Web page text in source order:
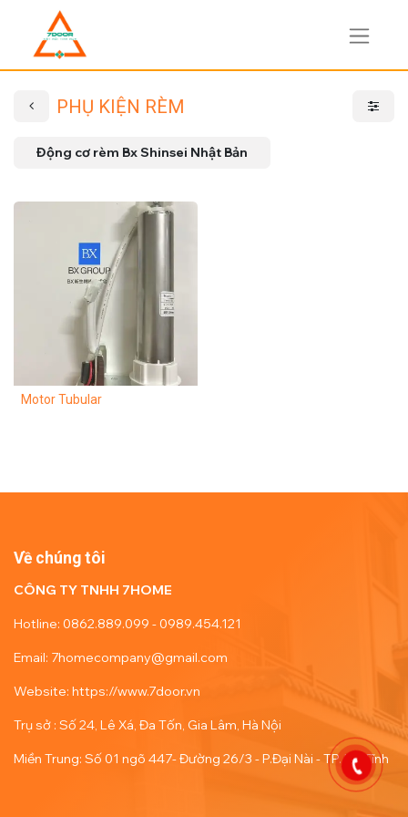
PHỤ KIỆN RÈM
Động cơ rèm Bx Shinsei Nhật Bản
Motor Tubular
Về chúng tôi
CÔNG TY TNHH 7HOME
Hotline: 0862.889.099 - 0989.454.121
Email: 7homecompany@gmail.com
Website: https://www.7door.vn
Trụ sở : Số 24, Lê Xá, Đa Tốn, Gia Lâm, Hà Nội
Miền Trung: Số 01 ngõ 447- Đường 26/3 - P.Đại Nài - TP. Hà Tĩnh